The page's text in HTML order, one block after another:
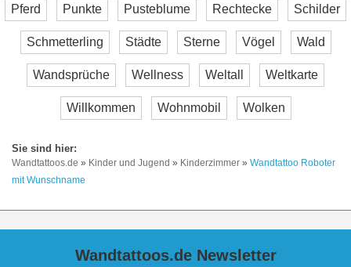
Pferd Punkte Pusteblume Rechtecke Schilder
Schmetterling Städte Sterne Vögel Wald
Wandsprüche Wellness Weltall Weltkarte
Willkommen Wohnmobil Wolken
Wandtattoos.de » Kinder und Jugend » Kinderzimmer » Wandtattoo Roboter
mit Wunschname
Wandtattoos.de Newsletter